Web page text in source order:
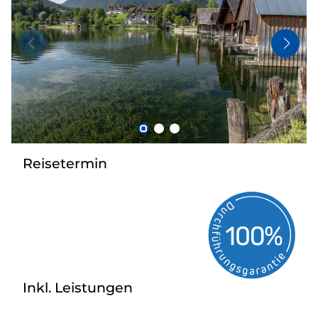
Bus anmieten
Kataloge
Kontakt
Reisetermin
Inkl. Leistungen